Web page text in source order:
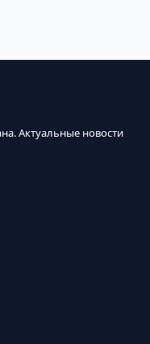
Актуальные новости